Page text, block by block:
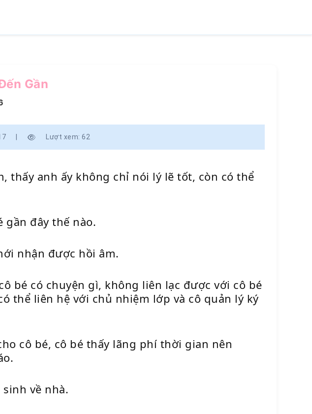
Gần
Lượt xem: 62
thấy anh ấy không chỉ nói lý lẽ tốt, còn có thể
gần đây thế nào.
nhận được hồi âm.
bé có chuyện gì, không liên lạc được với cô bé
thể liên hệ với chủ nhiệm lớp và cô quản lý ký
cô bé, cô bé thấy lãng phí thời gian nên
về nhà.